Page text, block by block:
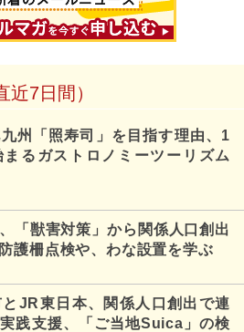
近7日間）
州「照寿司」を目指す理由、1
るガストロノミーツーリズム
「獣害対策」から関係人口創出
護柵点検や、わな設置を学ぶ
JR東日本、関係人口創出で連
践支援、「ご当地Suica」の検